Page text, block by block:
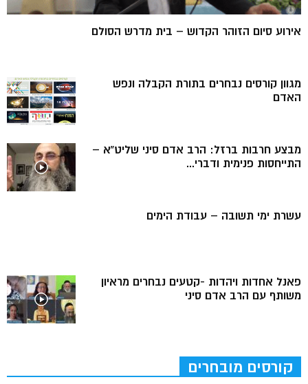
אירוע סיום הזוהר הקדוש – בית מדרש הסולם
מגוון קורסים נבחרים בתורת הקבלה ונפש
האדם
מבצע חרבות ברזל: הרב אדם סיני שליט”א –
התייחסות פנימית ודברי...
עשרת ימי תשובה – עבודת הימים
פאנל אחדות ויהדות -קטעים נבחרים מראיון
משותף עם הרב אדם סיני
קורסים מובחרים